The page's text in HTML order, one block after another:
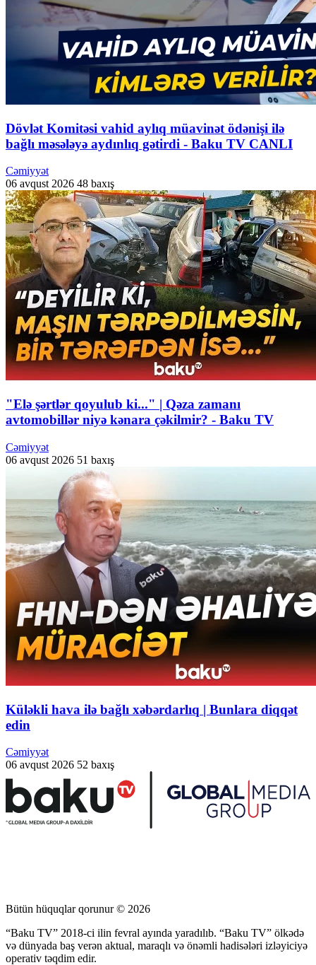
Dövlət Komitəsi vahid aylıq müavinət ödənişi ilə
bağlı məsələyə aydınlıq gətirdi - Baku TV CANLI
Cəmiyyət
06 avqust 2026 48 baxış
"Elə şərtlər qoyulub ki..." | Qəza zamanı
avtomobillər niyə kənara çəkilmir? - Baku TV
Cəmiyyət
06 avqust 2026 51 baxış
Küləkli hava ilə bağlı xəbərdarlıq | Bunlara diqqət
edin
Cəmiyyət
06 avqust 2026 52 baxış
Bütün hüquqlar qorunur © 2026
“Baku TV” 2018-ci ilin fevral ayında yaradılıb. “Baku TV” ölkədə
və dünyada baş verən aktual, maraqlı və önəmli hadisələri izləyiciyə
operativ təqdim edir.